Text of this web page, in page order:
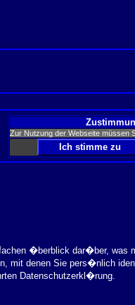
Zur Nutzung der Webseite müssen
�berblick dar�ber, was
mit denen Sie pers�nlich
Datenschutzerkl�rung.